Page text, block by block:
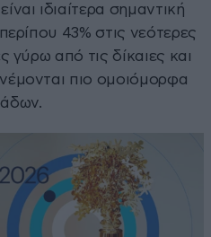
ιδιαίτερα σημαντική
43% στις νεότερες
γύρω από τις δίκαιες και
πιο ομοιόμορφα